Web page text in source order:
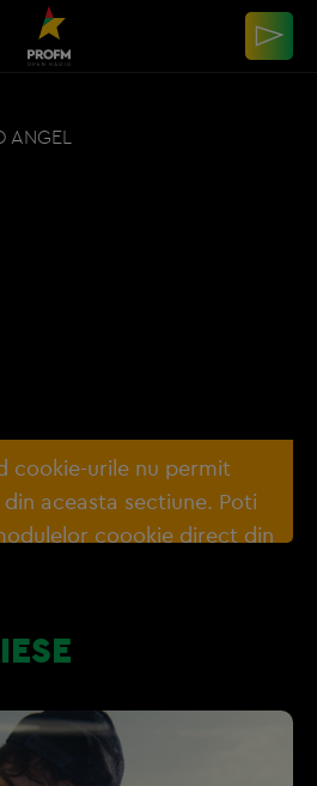
ANGEL
cookie-urile nu permit
aceasta sectiune. Poti
coookie direct din